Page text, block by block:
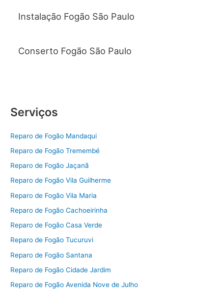
Instalação Fogão São Paulo
Conserto Fogão São Paulo
Serviços
Reparo de Fogão Mandaqui
Reparo de Fogão Tremembé
Reparo de Fogão Jaçanã
Reparo de Fogão Vila Guilherme
Reparo de Fogão Vila Maria
Reparo de Fogão Cachoeirinha
Reparo de Fogão Casa Verde
Reparo de Fogão Tucuruvi
Reparo de Fogão Santana
Reparo de Fogão Cidade Jardim
Reparo de Fogão Avenida Nove de Julho